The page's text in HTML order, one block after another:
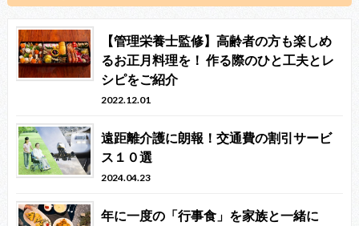
【管理栄養士監修】高齢者の方も楽しめ
るお正月料理を！ 作る際のひと工夫とレ
シピをご紹介
2022.12.01
遠距離介護に朗報！交通費の割引サービ
ス１０選
2024.04.23
年に一度の「行事食」を家族と一緒に